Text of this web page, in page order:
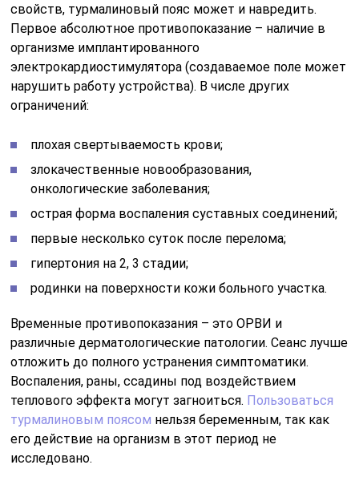
свойств, турмалиновый пояс может и навредить.
Первое абсолютное противопоказание – наличие в
организме имплантированного
электрокардиостимулятора (создаваемое поле может
нарушить работу устройства). В числе других
ограничений:
плохая свертываемость крови;
злокачественные новообразования,
онкологические заболевания;
острая форма воспаления суставных соединений;
первые несколько суток после перелома;
гипертония на 2, 3 стадии;
родинки на поверхности кожи больного участка.
Временные противопоказания – это ОРВИ и
различные дерматологические патологии. Сеанс лучше
отложить до полного устранения симптоматики.
Воспаления, раны, ссадины под воздействием
теплового эффекта могут загноиться. Пользоваться
турмалиновым поясом нельзя беременным, так как
его действие на организм в этот период не
исследовано.